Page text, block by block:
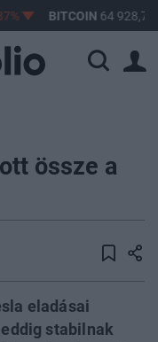
BITCOIN 64 928,70
össze a
eladásai
stabilnak